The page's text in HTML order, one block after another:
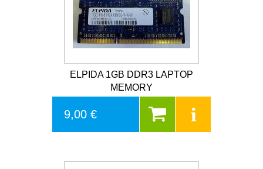
ELPIDA 1GB DDR3 LAPTOP
MEMORY
9,00 €